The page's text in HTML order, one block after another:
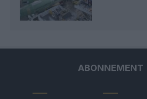
ABONNEMENT